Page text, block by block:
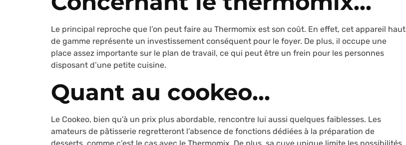
Le principal reproche que l’on peut faire au Thermomix est son coût. En effet, cet appareil haut
de gamme représente un investissement conséquent pour le foyer. De plus, il occupe une
place assez importante sur le plan de travail, ce qui peut être un frein pour les personnes
disposant d’une petite cuisine.
Quant au cookeo…
Le Cookeo, bien qu’à un prix plus abordable, rencontre lui aussi quelques faiblesses. Les
amateurs de pâtisserie regretteront l’absence de fonctions dédiées à la préparation de